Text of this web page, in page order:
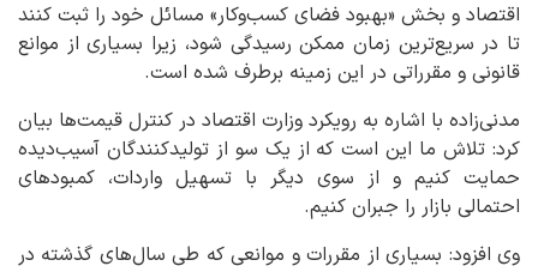
اقتصاد و بخش «بهبود فضای کسب‌وکار» مسائل خود را ثبت کنند
تا در سریع‌ترین زمان ممکن رسیدگی شود، زیرا بسیاری از موانع
قانونی و مقرراتی در این زمینه برطرف شده است.
مدنی‌زاده با اشاره به رویکرد وزارت اقتصاد در کنترل قیمت‌ها بیان
کرد: تلاش ما این است که از یک سو از تولیدکنندگان آسیب‌دیده
حمایت کنیم و از سوی دیگر با تسهیل واردات، کمبودهای
احتمالی بازار را جبران کنیم.
وی افزود: بسیاری از مقررات و موانعی که طی سال‌های گذشته در